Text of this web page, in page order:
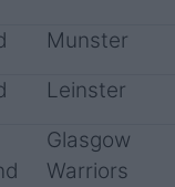
Munster
Leinster
Glasgow
Warriors